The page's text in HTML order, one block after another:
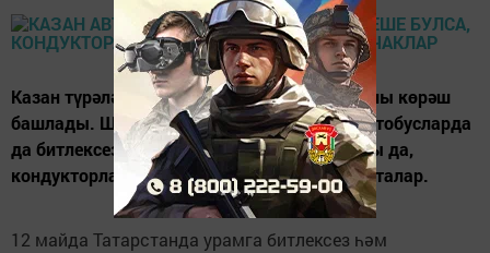
Казан түрәләре битлексез йөрүчеләргә каршы көрәш
башлады. Шәһәрдә тикшерелгән барлык автобусларда
да битлексез кешеләр булган. Гади халыкны да,
кондукторларны да штрафлар белән куркыталар.
12 майда Татарстанда урамга битлексез һәм